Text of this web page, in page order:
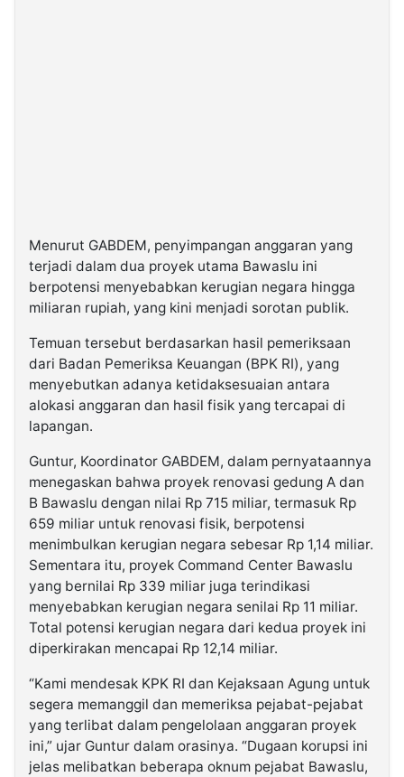
Menurut GABDEM, penyimpangan anggaran yang
terjadi dalam dua proyek utama Bawaslu ini
berpotensi menyebabkan kerugian negara hingga
miliaran rupiah, yang kini menjadi sorotan publik.
Temuan tersebut berdasarkan hasil pemeriksaan
dari Badan Pemeriksa Keuangan (BPK RI), yang
menyebutkan adanya ketidaksesuaian antara
alokasi anggaran dan hasil fisik yang tercapai di
lapangan.
Guntur, Koordinator GABDEM, dalam pernyataannya
menegaskan bahwa proyek renovasi gedung A dan
B Bawaslu dengan nilai Rp 715 miliar, termasuk Rp
659 miliar untuk renovasi fisik, berpotensi
menimbulkan kerugian negara sebesar Rp 1,14 miliar.
Sementara itu, proyek Command Center Bawaslu
yang bernilai Rp 339 miliar juga terindikasi
menyebabkan kerugian negara senilai Rp 11 miliar.
Total potensi kerugian negara dari kedua proyek ini
diperkirakan mencapai Rp 12,14 miliar.
“Kami mendesak KPK RI dan Kejaksaan Agung untuk
segera memanggil dan memeriksa pejabat-pejabat
yang terlibat dalam pengelolaan anggaran proyek
ini,” ujar Guntur dalam orasinya. “Dugaan korupsi ini
jelas melibatkan beberapa oknum pejabat Bawaslu,